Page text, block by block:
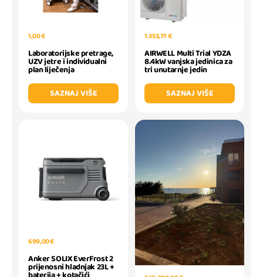
1,00 €
Laboratorijske pretrage,
UZV jetre i individualni
plan liječenja
SAZNAJ VIŠE
1.353,77 €
AIRWELL Multi Trial YDZA
8.4kW vanjska jedinica za
tri unutarnje jedin
SAZNAJ VIŠE
699,00 €
Anker SOLIX EverFrost 2
prijenosni hladnjak 23L +